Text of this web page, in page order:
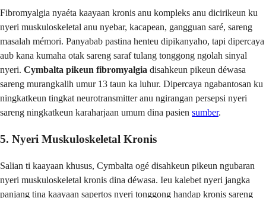
Fibromyalgia nyaéta kaayaan kronis anu kompleks anu dicirikeun ku
nyeri muskuloskeletal anu nyebar, kacapean, gangguan saré, sareng
masalah mémori. Panyabab pastina henteu dipikanyaho, tapi dipercaya
aub kana kumaha otak sareng saraf tulang tonggong ngolah sinyal
nyeri. Cymbalta pikeun fibromyalgia disahkeun pikeun déwasa
sareng murangkalih umur 13 taun ka luhur. Dipercaya ngabantosan ku
ningkatkeun tingkat neurotransmitter anu ngirangan persepsi nyeri
sareng ningkatkeun karaharjaan umum dina pasien sumber.
5. Nyeri Muskuloskeletal Kronis
Salian ti kaayaan khusus, Cymbalta ogé disahkeun pikeun ngubaran
nyeri muskuloskeletal kronis dina déwasa. Ieu kalebet nyeri jangka
panjang tina kaayaan sapertos nyeri tonggong handap kronis sareng